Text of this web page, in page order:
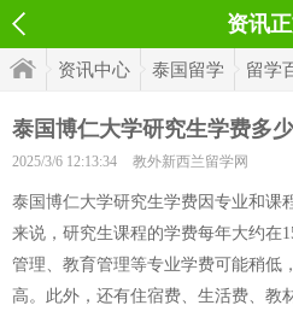
资讯
资讯中心 泰国留学 留学
泰国博仁大学研究生学费多少
2025/3/6 12:13:34 教外新西兰留学网
泰国博仁大学研究生学费因专业和课
来说，研究生课程的学费每年大约在
管理、教育管理等专业学费可能稍低
高。此外，还有住宿费、生活费、教